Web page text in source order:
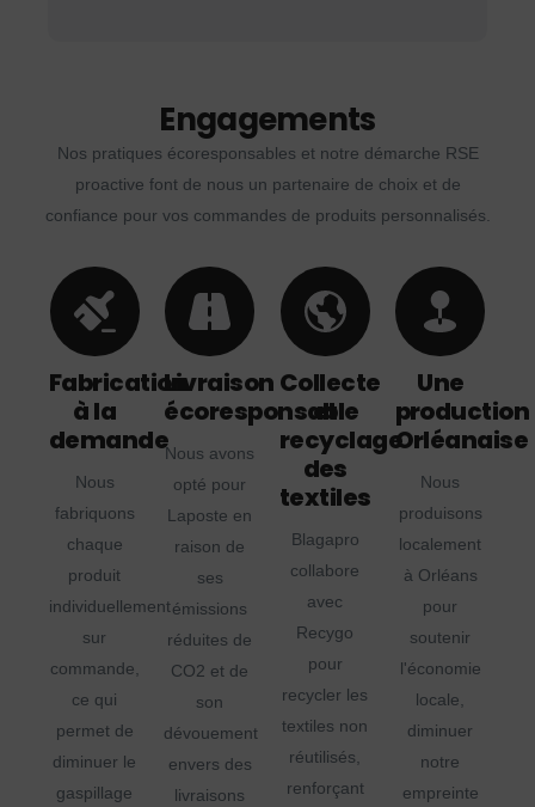
Engagements
Nos pratiques écoresponsables et notre démarche RSE
proactive font de nous un partenaire de choix et de
confiance pour vos commandes de produits personnalisés.
Fabrication
à la
demande
Nous
fabriquons
chaque
produit
individuellement
sur
commande,
ce qui
permet de
diminuer le
gaspillage
Livraison
écoresponsable
Nous avons
opté pour
Laposte en
raison de
ses
émissions
réduites de
CO2 et de
son
dévouement
envers des
livraisons
Collecte
et
recyclage
des
textiles
Blagapro
collabore
avec
Recygo
pour
recycler les
textiles non
réutilisés,
renforçant
Une
production
Orléanaise
Nous
produisons
localement
à Orléans
pour
soutenir
l'économie
locale,
diminuer
notre
empreinte